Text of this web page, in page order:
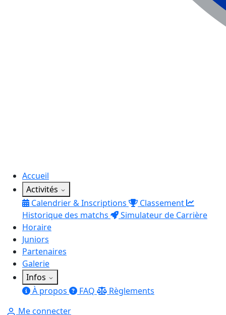
Accueil
Activités
Calendrier & Inscriptions
Classement
Historique des matchs
Simulateur de Carrière
Horaire
Juniors
Partenaires
Galerie
Infos
À propos
FAQ
Règlements
Me connecter